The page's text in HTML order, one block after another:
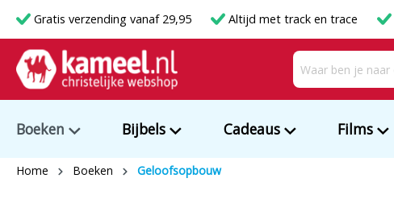
Gratis verzending vanaf 29,95 Altijd met track en trace
Boeken Bijbels Cadeaus Films
Home Boeken Geloofsopbouw